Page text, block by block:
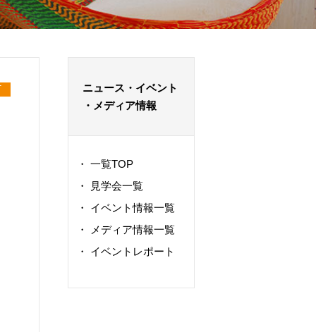
ニュース・イベント
・メディア情報
・ 一覧TOP
・
見学会一覧
・ イベント情報一覧
・
メディア情報一覧
・ イベントレポート